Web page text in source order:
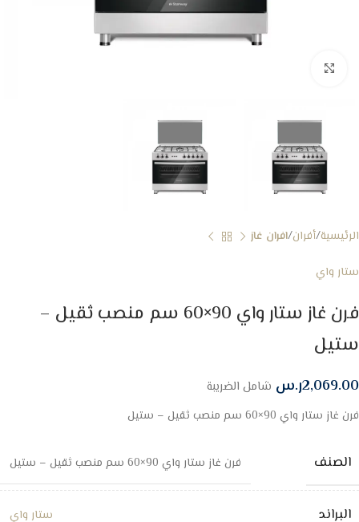
الرئيسية أفران افران غاز
ستار واي
فرن غاز ستار واي 90×60 سم منصب ثقيل –
ستيل
2,069.00ر.س شامل الضريبة
فرن غاز ستار واي 90×60 سم منصب ثقيل – ستيل
الصنف فرن غاز ستار واي 90×60 سم منصب ثقيل – ستيل
البراند ستار واي